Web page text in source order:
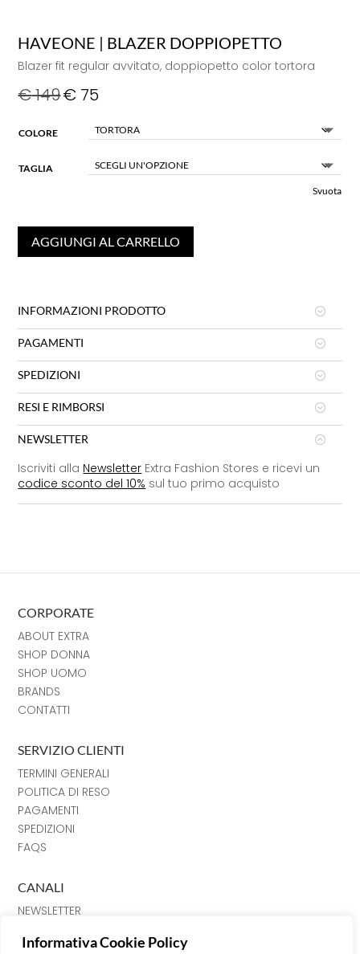
Informativa Cookie Policy
HAVEONE | BLAZER DOPPIOPETTO
Blazer fit regular avvitato, doppiopetto color tortora
€149€ 75
COLORE
TAGLIA
Svuota
AGGIUNGI AL CARRELLO
INFORMAZIONI PRODOTTO
PAGAMENTI
SPEDIZIONI
RESI E RIMBORSI
NEWSLETTER
Iscriviti alla Newsletter Extra Fashion Stores e ricevi un
codice sconto del 10% sul tuo primo acquisto
CORPORATE
ABOUT EXTRA
SHOP DONNA
SHOP UOMO
BRANDS
CONTATTI
SERVIZIO CLIENTI
TERMINI GENERALI
POLITICA DI RESO
PAGAMENTI
SPEDIZIONI
FAQS
CANALI
NEWSLETTER
FACEBOOK